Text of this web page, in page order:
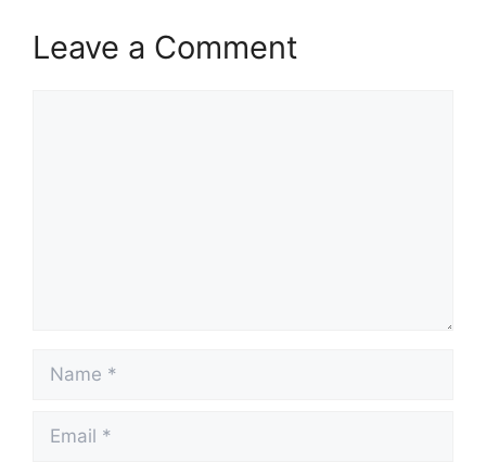
Leave a Comment
Name
Email